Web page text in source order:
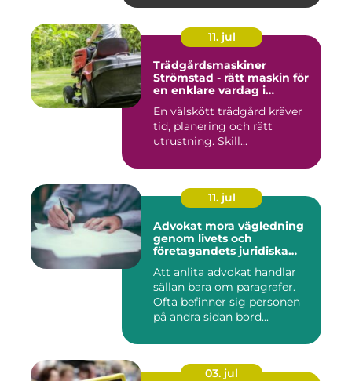
11. jul
Trädgårdsmaskiner
Strömstad - rätt maskin för
en enklare vardag i
En välskött trädgård kräver
tid, planering och rätt
utrustning. Skill...
11. jul
Advokat mora vägledning
genom livets och
företagandets juridiska
Att anlita advokat handlar
sällan bara om paragrafer.
Ofta befinner sig personen
på andra sidan bord...
03. jul